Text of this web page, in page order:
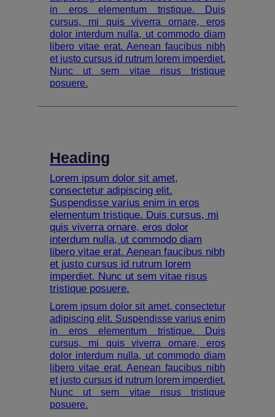
in eros elementum tristique. Duis
cursus, mi quis viverra ornare, eros
dolor interdum nulla, ut commodo diam
libero vitae erat. Aenean faucibus nibh
et justo cursus id rutrum lorem imperdiet.
Nunc ut sem vitae risus tristique
posuere.
Heading
Lorem ipsum dolor sit amet,
consectetur adipiscing elit.
Suspendisse varius enim in eros
elementum tristique. Duis cursus, mi
quis viverra ornare, eros dolor
interdum nulla, ut commodo diam
libero vitae erat. Aenean faucibus nibh
et justo cursus id rutrum lorem
imperdiet. Nunc ut sem vitae risus
tristique posuere.
Lorem ipsum dolor sit amet, consectetur
adipiscing elit. Suspendisse varius enim
in eros elementum tristique. Duis
cursus, mi quis viverra ornare, eros
dolor interdum nulla, ut commodo diam
libero vitae erat. Aenean faucibus nibh
et justo cursus id rutrum lorem imperdiet.
Nunc ut sem vitae risus tristique
posuere.